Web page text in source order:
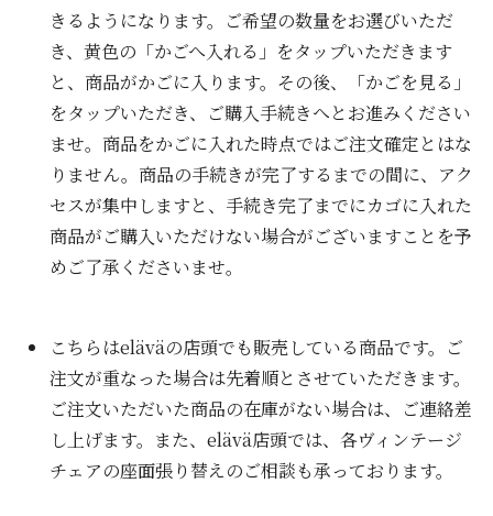
きるようになります。ご希望の数量をお選びいただ
き、黄色の「かごへ入れる」をタップいただきます
と、商品がかごに入ります。その後、「かごを見る」
をタップいただき、ご購入手続きへとお進みください
ませ。商品をかごに入れた時点ではご注文確定とはな
りません。商品の手続きが完了するまでの間に、アク
セスが集中しますと、手続き完了までにカゴに入れた
商品がご購入いただけない場合がございますことを予
めご了承くださいませ。
こちらはeläväの店頭でも販売している商品です。ご
注文が重なった場合は先着順とさせていただきます。
ご注文いただいた商品の在庫がない場合は、ご連絡差
し上げます。また、elävä店頭では、各ヴィンテージ
チェアの座面張り替えのご相談も承っております。